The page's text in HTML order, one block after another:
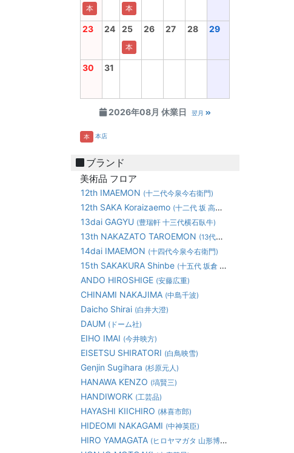
2026年08月 休業日 翌月
本 本
23 24 25
本
26 27 28 29
30 31
本 本店
ブランド
美術品 フロア
12th IMAEMON (十二代今泉今右衛門)
12th SAKA Koraizaemo (十二代 坂 高麗左衛門)
13dai GAGYU (豊瑞軒 十三代横石臥牛)
13th NAKAZATO TAROEMON (13代中里太郎右衛門)
14dai IMAEMON (十四代今泉今右衛門)
15th SAKAKURA Shinbe (十五代 坂倉 新兵衛)
ANDO HIROSHIGE (安藤広重)
CHINAMI NAKAJIMA (中島千波)
Daicho Shirai (白井大澄)
DAUM (ドーム社)
EIHO IMAI (今井映方)
EISETSU SHIRATORI (白鳥映雪)
Genjin Sugihara (杉原元人)
HANAWA KENZO (塙賢三)
HANDIWORK (工芸品)
HAYASHI KIICHIRO (林喜市郎)
HIDEOMI NAKAGAMI (中神英臣)
HIRO YAMAGATA (ヒロヤマガタ 山形博道)